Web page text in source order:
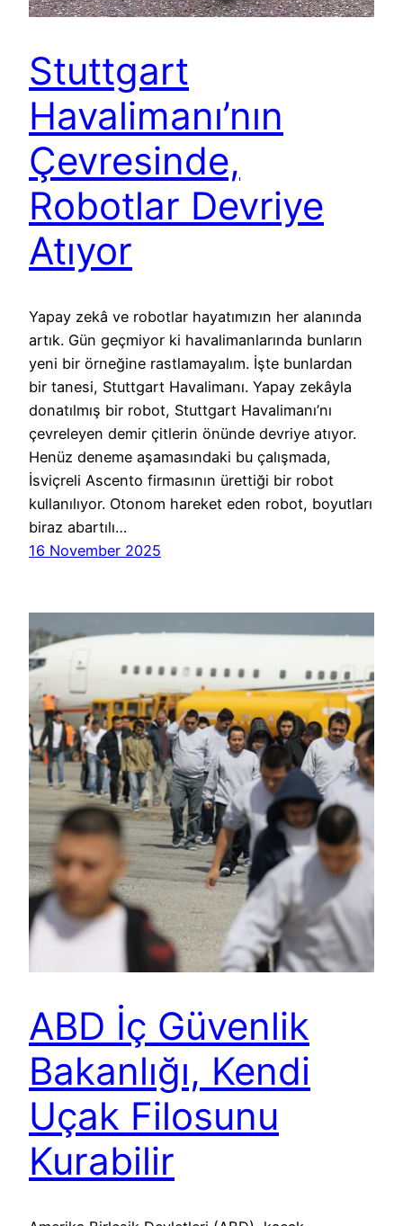
Stuttgart
Havalimanı’nın
Çevresinde,
Robotlar Devriye
Atıyor
Yapay zekâ ve robotlar hayatımızın her alanında
artık. Gün geçmiyor ki havalimanlarında bunların
yeni bir örneğine rastlamayalım. İşte bunlardan
bir tanesi, Stuttgart Havalimanı. Yapay zekâyla
donatılmış bir robot, Stuttgart Havalimanı’nı
çevreleyen demir çitlerin önünde devriye atıyor.
Henüz deneme aşamasındaki bu çalışmada,
İsviçreli Ascento firmasının ürettiği bir robot
kullanılıyor. Otonom hareket eden robot, boyutları
biraz abartılı…
16 November 2025
ABD İç Güvenlik
Bakanlığı, Kendi
Uçak Filosunu
Kurabilir